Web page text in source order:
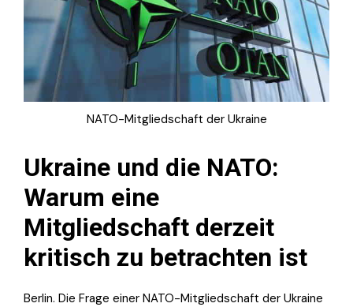
NATO-Mitgliedschaft der Ukraine
Ukraine und die NATO:
Warum eine
Mitgliedschaft derzeit
kritisch zu betrachten ist
Berlin. Die Frage einer NATO-Mitgliedschaft der Ukraine